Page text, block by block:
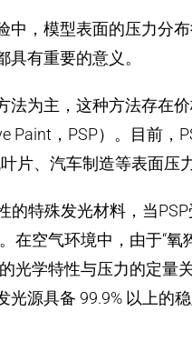
中，模型表面的压力分
有重要的意义。
法为主，这种方法存在
Paint，PSP）。目前
片、汽车制造等表面压
的特殊发光材料，当
在空气环境中，由于“
光学特性与压力的定
源具备 99.9% 以上的